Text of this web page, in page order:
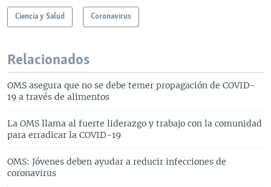
Ciencia y Salud Coronavirus
Relacionados
OMS asegura que no se debe temer propagación de COVID-
19 a través de alimentos
La OMS llama al fuerte liderazgo y trabajo con la comunidad
para erradicar la COVID-19
OMS: Jóvenes deben ayudar a reducir infecciones de
coronavirus